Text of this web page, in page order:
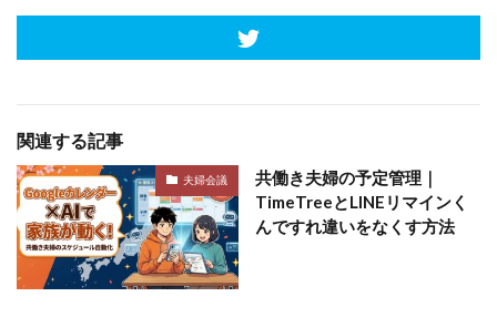
関連する記事
夫婦会議
共働き夫婦の予定管理｜
TimeTreeとLINEリマインく
んですれ違いをなくす方法